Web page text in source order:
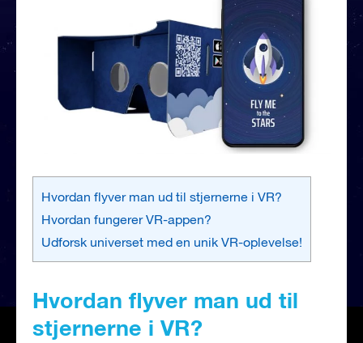
Hvordan flyver man ud til stjernerne i VR?
Hvordan fungerer VR-appen?
Udforsk universet med en unik VR-oplevelse!
Hvordan flyver man ud til
stjernerne i VR?